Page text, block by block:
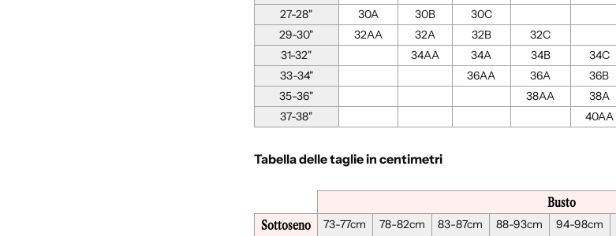
27-28"
30A 30B
30C
29-30"
32AA 32A 32B
32C
31-32"
34AA 34A 34B
34C
33-34"
36AA 36A 36B
35-36"
38AA 38A
37-38"
40AA
Tabella delle taglie in centimetri
Busto
Sottoseno
73-77cm 78-82cm 83-87cm 88-93cm 94-98cm